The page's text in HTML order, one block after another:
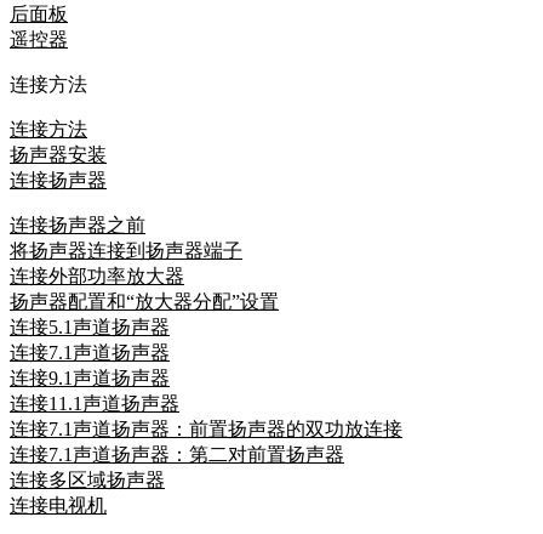
后面板
遥控器
连接方法
连接方法
扬声器安装
连接扬声器
连接扬声器之前
将扬声器连接到扬声器端子
连接外部功率放大器
扬声器配置和“放大器分配”设置
连接5.1声道扬声器
连接7.1声道扬声器
连接9.1声道扬声器
连接11.1声道扬声器
连接7.1声道扬声器：前置扬声器的双功放连接
连接7.1声道扬声器：第二对前置扬声器
连接多区域扬声器
连接电视机